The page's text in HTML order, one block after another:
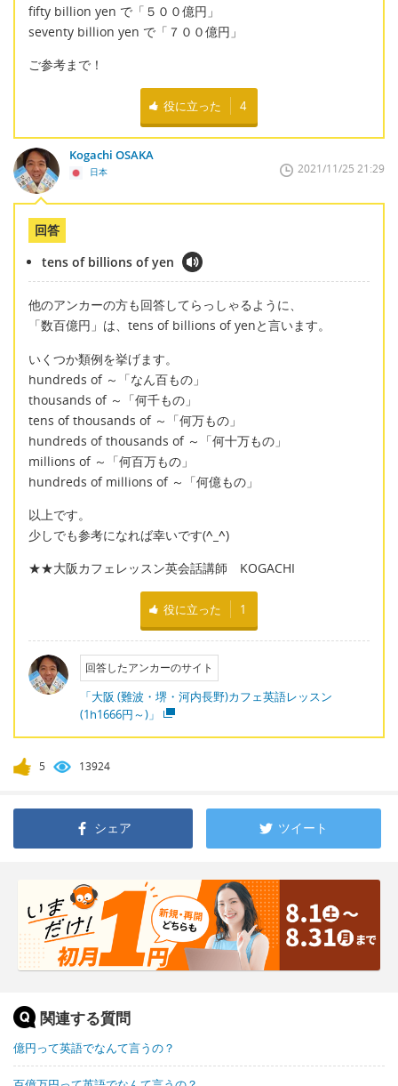
fifty billion yen で「５００億円」
seventy billion yen で「７００億円」
ご参考まで！
役に立った 4
Kogachi OSAKA
日本 2021/11/25 21:29
回答
tens of billions of yen
他のアンカーの方も回答してらっしゃるように、
「数百億円」は、tens of billions of yenと言います。
いくつか類例を挙げます。
hundreds of ～「なん百もの」
thousands of ～「何千もの」
tens of thousands of ～「何万もの」
hundreds of thousands of ～「何十万もの」
millions of ～「何百万もの」
hundreds of millions of ～「何億もの」
以上です。
少しでも参考になれば幸いです(^_^)
★★大阪カフェレッスン英会話講師 KOGACHI
役に立った 1
回答したアンカーのサイト
「大阪 (難波・堺・河内長野)カフェ英語レッスン
(1h1666円～)」
5 13924
シェア ツイート
関連する質問
億円って英語でなんて言うの？